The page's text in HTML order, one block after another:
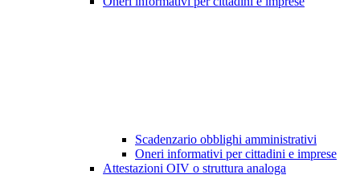
Scadenzario obblighi amministrativi
Oneri informativi per cittadini e imprese
Attestazioni OIV o struttura analoga